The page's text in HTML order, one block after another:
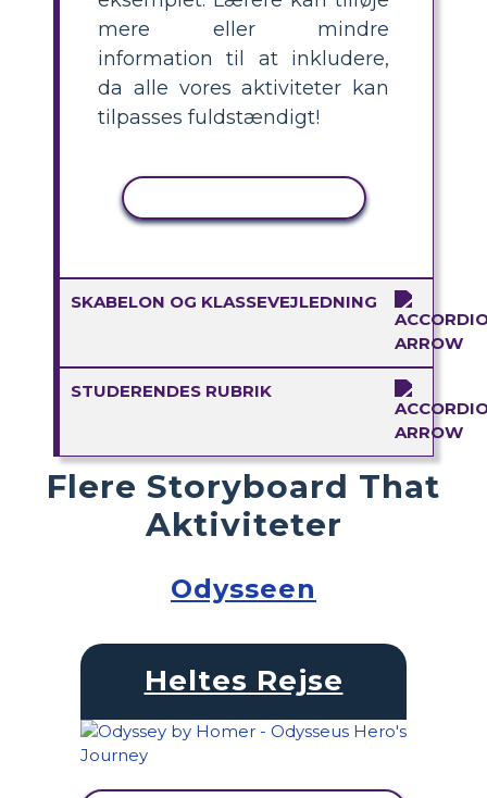
mere eller mindre
information til at inkludere,
da alle vores aktiviteter kan
tilpasses fuldstændigt!
SKABELON OG KLASSEVEJLEDNING
STUDERENDES RUBRIK
Flere Storyboard That
Aktiviteter
Odysseen
Heltes Rejse